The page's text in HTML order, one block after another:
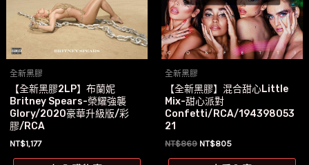
全新黑膠
【全新黑膠2LP】布蘭妮
Britney Spears-榮耀強襲
Glory/2020豪華升級版/彩
膠/RCA
NT$1,177
全新黑膠
【全新黑膠】混合甜心Little
Mix-甜心派對
Confetti/RCA/194398053
21
NT$869 原
NT$805目